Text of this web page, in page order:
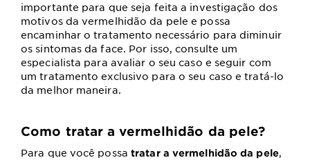
importante para que seja feita a investigação dos
motivos da vermelhidão da pele e possa
encaminhar o tratamento necessário para diminuir
os sintomas da face. Por isso, consulte um
especialista para avaliar o seu caso e seguir com
um tratamento exclusivo para o seu caso e tratá-lo
da melhor maneira.
Como tratar a vermelhidão da pele?
Para que você possa tratar a vermelhidão da pele,